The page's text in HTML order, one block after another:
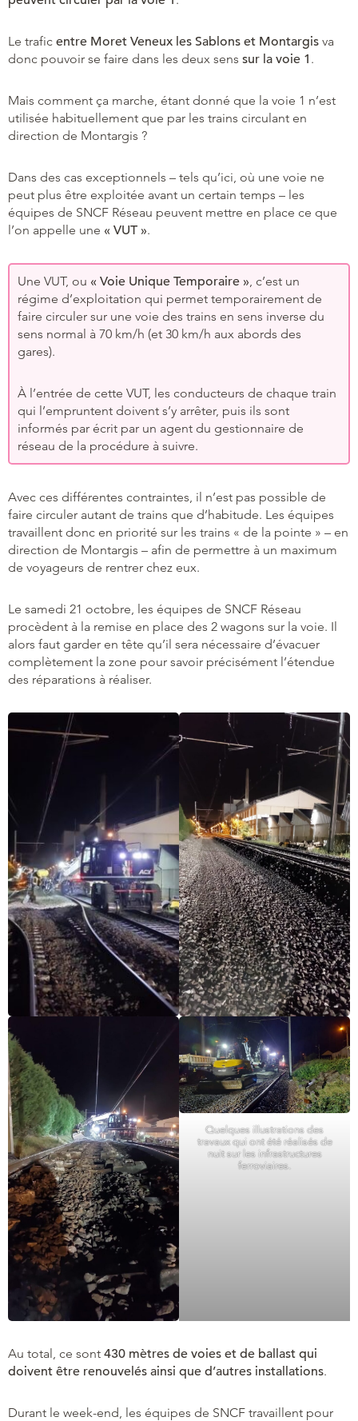
Le trafic entre Moret Veneux les Sablons et Montargis va
donc pouvoir se faire dans les deux sens sur la voie 1 .
Mais comment ça marche, étant donné que la voie 1 n’est
utilisée habituellement que par les trains circulant en
direction de Montargis ?
Dans des cas exceptionnels – tels qu’ici, où une voie ne
peut plus être exploitée avant un certain temps – les
équipes de SNCF Réseau peuvent mettre en place ce que
l’on appelle une « VUT ».
Une VUT, ou « Voie Unique Temporaire », c’est un
régime d’exploitation qui permet temporairement de
faire circuler sur une voie des trains en sens inverse du
sens normal à 70 km/h (et 30 km/h aux abords des
gares).
À l’entrée de cette VUT, les conducteurs de chaque train
qui l’empruntent doivent s’y arrêter, puis ils sont
informés par écrit par un agent du gestionnaire de
réseau de la procédure à suivre.
Avec ces différentes contraintes, il n’est pas possible de
faire circuler autant de trains que d’habitude. Les équipes
travaillent donc en priorité sur les trains « de la pointe » – en
direction de Montargis – afin de permettre à un maximum
de voyageurs de rentrer chez eux.
Le samedi 21 octobre, les équipes de SNCF Réseau
procèdent à la remise en place des 2 wagons sur la voie. Il
alors faut garder en tête qu’il sera nécessaire d’évacuer
complètement la zone pour savoir précisément l’étendue
des réparations à réaliser.
Quelques illustrations des
travaux qui ont été réalisés de
nuit sur les infrastructures
ferroviaires.
Au total, ce sont 430 mètres de voies et de ballast qui
doivent être renouvelés ainsi que d’autres installations.
Durant le week-end, les équipes de SNCF travaillent pour